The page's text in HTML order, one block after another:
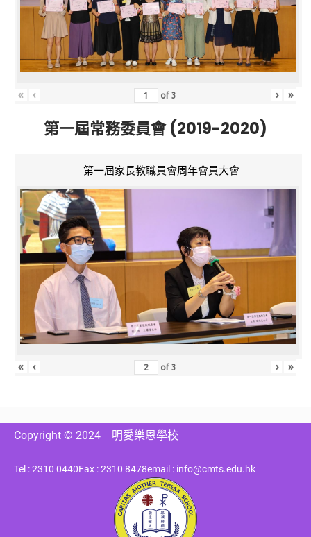
« ‹ of3 › »
第一屆常務委員會 (2019-2020)
第一屆家長教職員會周年會員大會
« ‹ of3 › »
Copyright © 2024 明愛樂恩學校
Tel : 2310 0440Fax : 2310 8478email : info@cmts.edu.hk